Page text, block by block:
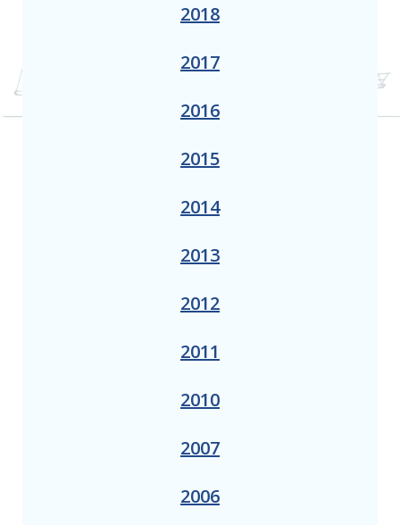
2018
2017
2016
2015
2014
2013
2012
2011
2010
2007
2006